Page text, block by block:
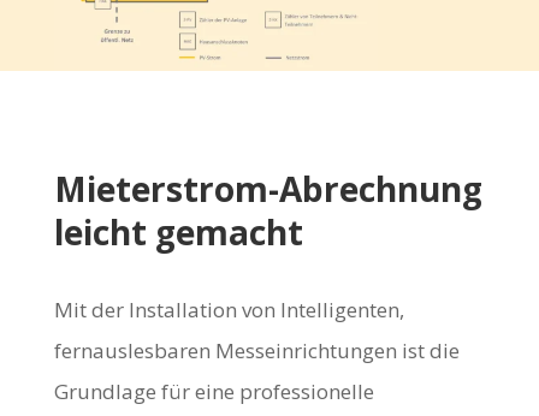
Mieterstrom-Abrechnung
leicht gemacht
Mit der Installation von Intelligenten,
fernauslesbaren Messeinrichtungen ist die
Grundlage für eine professionelle